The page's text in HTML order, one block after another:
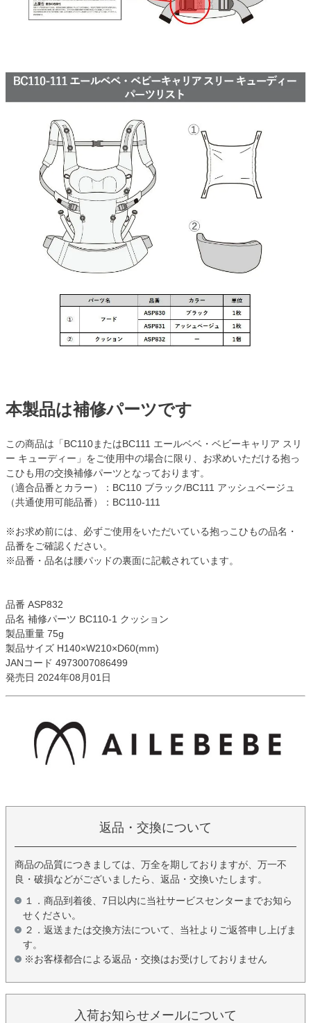
本製品は補修パーツです
この商品は「BC110またはBC111 エールベベ・ベビーキャリア スリ
ー キューディー」をご使用中の場合に限り、お求めいただける抱っ
こひも用の交換補修パーツとなっております。
（適合品番とカラー）：BC110 ブラック/BC111 アッシュベージュ
（共通使用可能品番）：BC110-111
※お求め前には、必ずご使用をいただいている抱っこひもの品名・
品番をご確認ください。
※品番・品名は腰パッドの裏面に記載されています。
品番 ASP832
品名 補修パーツ BC110-1 クッション
製品重量 75g
製品サイズ H140×W210×D60(mm)
JANコード 4973007086499
発売日 2024年08月01日
返品・交換について
商品の品質につきましては、万全を期しておりますが、万一不
良・破損などがございましたら、返品・交換いたします。
１．商品到着後、7日以内に当社サービスセンターまでお知ら
せください。
２．返送または交換方法について、当社よりご返答申し上げま
す。
※お客様都合による返品・交換はお受けしておりません
入荷お知らせメールについて